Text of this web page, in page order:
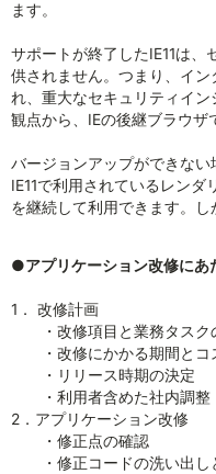
ます。
サポートが終了したIE11は
供されません。つまり、イ
れ、重大なセキュリティイ
観点から、IEの後継ブラウ
バージョンアップができな
IE11で利用されているレン
を継続して利用できます。
●アプリケーション改修にあ
1． 改修計画
・改修項目と業務タスク
・改修にかかる期間とコ
・リリース時期の決定
・利用者含めた社内調整
2．アプリケーション改修
・修正点の確認
・修正コードの洗い出し